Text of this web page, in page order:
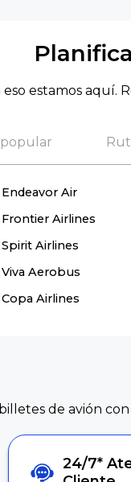
eso estamos aquí.
Endeavor Air
Frontier Airlines
Spirit Airlines
Viva Aerobus
Copa Airlines
de avión
24/7*